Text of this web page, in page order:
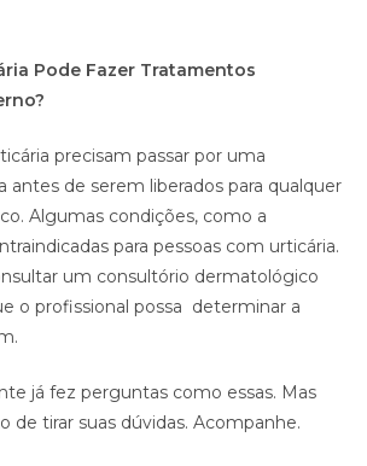
Pode Fazer Tratamentos
precisam passar por uma
antes de serem liberados para qualquer
Algumas condições, como a
para pessoas com urticária.
um consultório dermatológico
o profissional possa determinar a
já fez perguntas como essas. Mas
de tirar suas dúvidas. Acompanhe.